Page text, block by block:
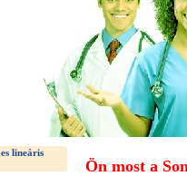
lineáris
Ön most a